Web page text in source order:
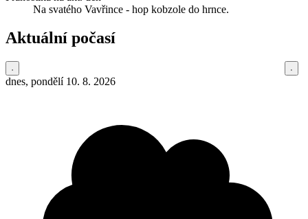
Na svatého Vavřince - hop kobzole do hrnce.
Aktuální počasí
dnes, pondělí 10. 8. 2026